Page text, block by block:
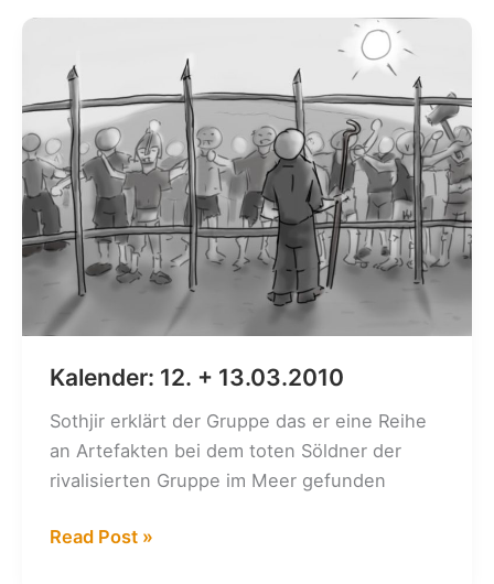
26.
2010
Kalender: 12. + 13.03.2010
Sothjir erklärt der Gruppe das er eine Reihe
an Artefakten bei dem toten Söldner der
rivalisierten Gruppe im Meer gefunden
Kalender:
Read Post »